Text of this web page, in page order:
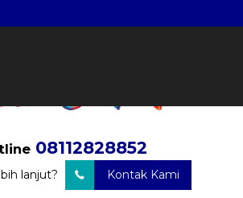
08112828852
lanjut? Kontak Kami